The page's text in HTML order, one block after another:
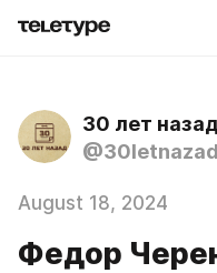
30 лет назад
@30letnazad
August 18, 2024
Федор